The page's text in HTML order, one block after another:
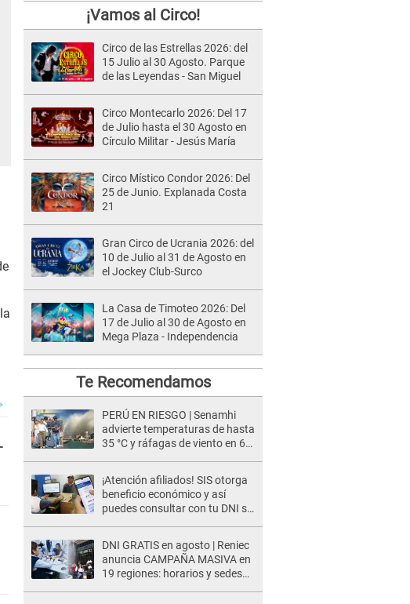
¡Vamos al Circo!
Circo de las Estrellas 2026: del
15 Julio al 30 Agosto. Parque
de las Leyendas - San Miguel
Circo Montecarlo 2026: Del 17
de Julio hasta el 30 Agosto en
Círculo Militar - Jesús María
Circo Místico Condor 2026: Del
25 de Junio. Explanada Costa
21
Gran Circo de Ucrania 2026: del
10 de Julio al 31 de Agosto en
el Jockey Club-Surco
La Casa de Timoteo 2026: Del
17 de Julio al 30 de Agosto en
Mega Plaza - Independencia
Te Recomendamos
PERÚ EN RIESGO | Senamhi
advierte temperaturas de hasta
35 °C y ráfagas de viento en 6
¡Atención afiliados! SIS otorga
beneficio económico y así
puedes consultar con tu DNI si
DNI GRATIS en agosto | Reniec
anuncia CAMPAÑA MASIVA en
19 regiones: horarios y sedes